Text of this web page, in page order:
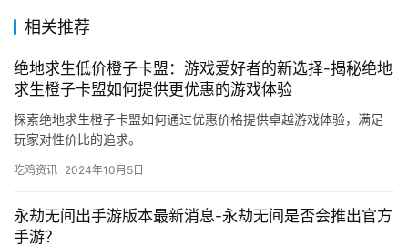
相关推荐
绝地求生低价橙子卡盟：游戏爱好者的新选择-揭秘绝地
求生橙子卡盟如何提供更优惠的游戏体验
探索绝地求生橙子卡盟如何通过优惠价格提供卓越游戏体验，满足
玩家对性价比的追求。
吃鸡资讯 2024年10月5日
永劫无间出手游版本最新消息-永劫无间是否会推出官方
手游？